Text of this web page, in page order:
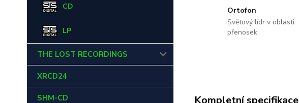
CD
LP
THE LOST RECORDINGS
XRCD24
SHM-CD
Ortofon
Světový lídr v oblasti
přenosek
Kompletní specifikace